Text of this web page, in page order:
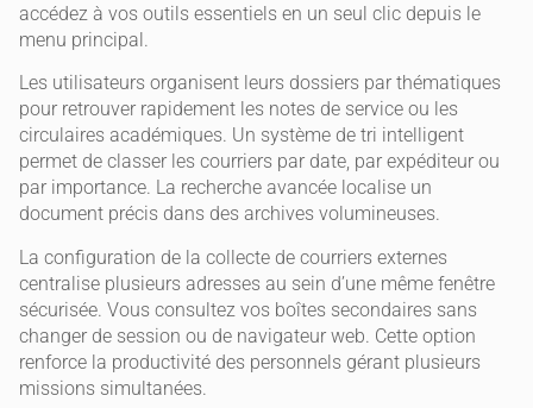
accédez à vos outils essentiels en un seul clic depuis le
menu principal.
Les utilisateurs organisent leurs dossiers par thématiques
pour retrouver rapidement les notes de service ou les
circulaires académiques. Un système de tri intelligent
permet de classer les courriers par date, par expéditeur ou
par importance. La recherche avancée localise un
document précis dans des archives volumineuses.
La configuration de la collecte de courriers externes
centralise plusieurs adresses au sein d’une même fenêtre
sécurisée. Vous consultez vos boîtes secondaires sans
changer de session ou de navigateur web. Cette option
renforce la productivité des personnels gérant plusieurs
missions simultanées.